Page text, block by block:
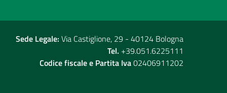
Sede Legale: Via Castiglione, 29 - 40124 Bologna
Tel. +39.051.6225111
Codice fiscale e Partita Iva02406911202